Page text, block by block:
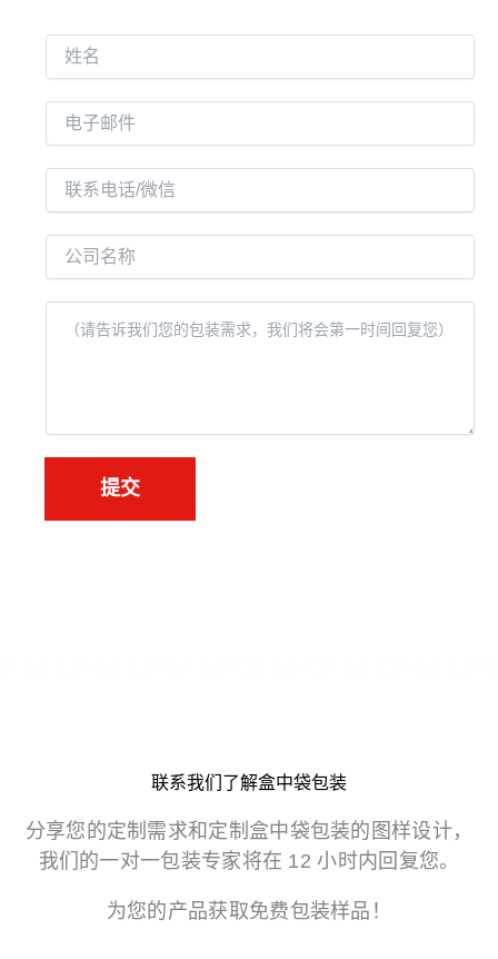
名
子
邮
件
*
系
电
话
司
名
提交
联系我们了解盒中袋包装
分享您的定制需求和定制盒中袋包装的图样设计，
我们的一对一包装专家将在 12 小时内回复您。
为您的产品获取免费包装样品！